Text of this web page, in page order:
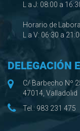
L a J: 08:00 a
Horario de
L a V: 06:30 a
DELEGACIÓN
C/ Barbecho Nº
47014, Valladolid
Tel.: 983 231 475